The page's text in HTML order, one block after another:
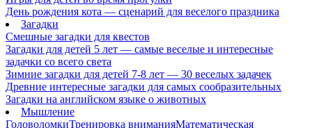
День рождения кота — сценарий для веселого праздника
Загадки
Смешные загадки для квестов
Загадки для детей 5 лет — самые веселые и интересные
задачки со всего света
Зимние загадки для детей 7-8 лет — 30 веселых задачек
Древние интересные загадки для самых сообразительных
Загадки на английском языке о животных
Мышление
ГоловоломкиТренировка вниманияМатематическая